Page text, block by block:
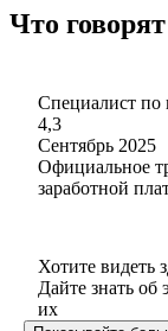
Что
Специалист по
4,3
Сентябрь 2025
Официальное
заработной
Хотите видеть
Дайте знать
их